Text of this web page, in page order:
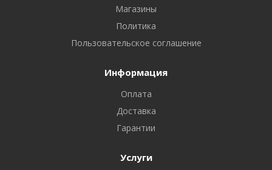
Магазины
Политика
Пользовательское соглашение
Информация
Оплата
Доставка
Гарантии
Услуги